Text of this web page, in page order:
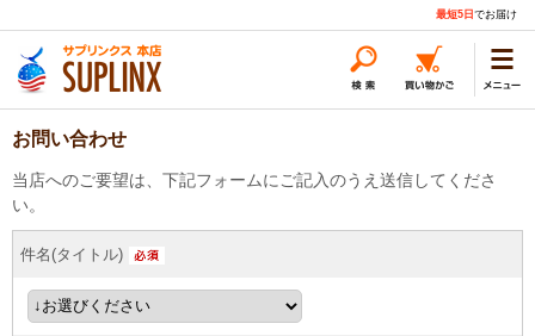
最短5日 でお届け
お問い合わせ
当店へのご要望は、下記フォームにご記入のうえ送信してくださ
い。
件名(タイトル)